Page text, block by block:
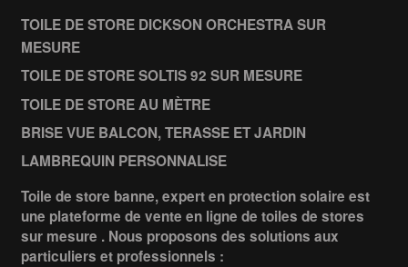
TOILE DE STORE DICKSON ORCHESTRA SUR
MESURE
TOILE DE STORE SOLTIS 92 SUR MESURE
TOILE DE STORE AU MÈTRE
BRISE VUE BALCON, TERASSE ET JARDIN
LAMBREQUIN PERSONNALISE
Toile de store banne, expert en protection solaire est
une plateforme de vente en ligne de toiles de stores
sur mesure . Nous proposons des solutions aux
particuliers et professionnels :